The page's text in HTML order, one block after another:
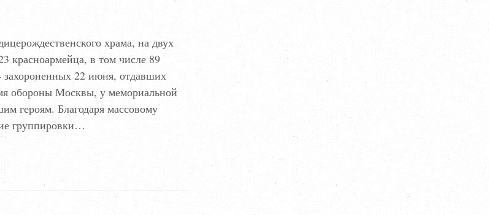
храма, на двух
красноармейца, в том числе 89
22 июня, отдавших
обороны Москвы, у мемориальной
героям. Благодаря массовому
группировки…